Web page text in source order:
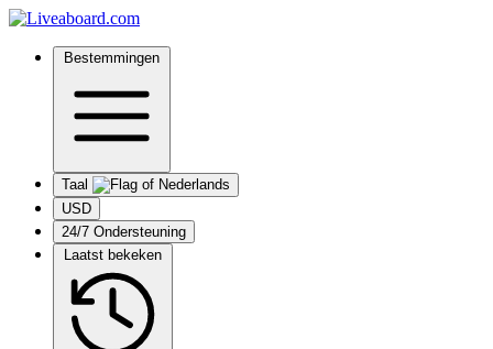
Bestemmingen
Taal
USD
24/7 Ondersteuning
Laatst bekeken